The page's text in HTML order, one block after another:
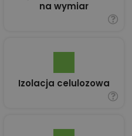
na wymiar
Izolacja celulozowa